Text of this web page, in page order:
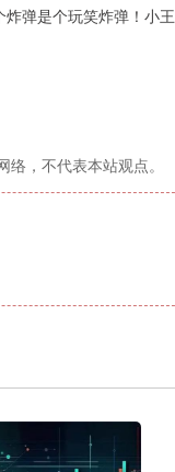
弹是个玩笑炸弹！小王
，不代表本站观点。